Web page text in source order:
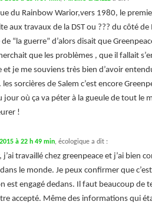
du Rainbow Warior,vers 1980, le
aux travaux de la DST ou ??? du côté
“la guerre” d’alors disait que
que les problèmes , que il fallait
et je me souviens très bien d’avoir
sorcières de Salem c’est encore
jour où ça va péter à la gueule de tout le
!
à 22 h 49 min, écologique a dit :
j’ai travaillé chez greenpeace et j’ai bien
le monde. Je peux confirmer que
est engagé dedans. Il faut beaucoup de
accepté. Même des informations qui